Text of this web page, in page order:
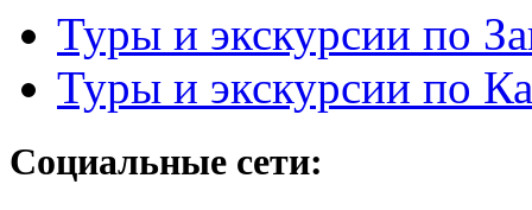
Туры и экскурсии по
Туры и экскурсии по
Социальные сети: